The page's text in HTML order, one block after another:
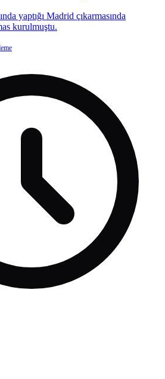
yaptığı Madrid çıkarmasında
kurulmuştu.